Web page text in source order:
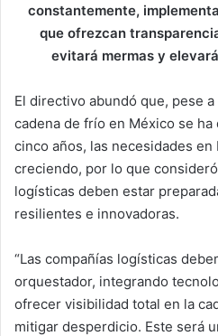
constantemente,
que ofrezcan
evitará mermas y
El directivo abundó que, pese
cadena de frío en México se
cinco años, las necesidades
creciendo, por lo que
logísticas deben estar
resilientes e innovadoras.
“Las compañías logísticas
orquestador, integrando
ofrecer visibilidad total en la
mitigar desperdicio. Este será